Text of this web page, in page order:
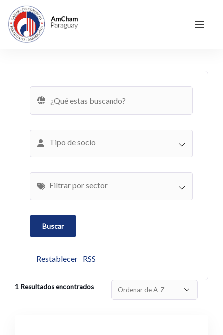
Tipo de socio
Filtrar por sector
Restablecer RSS
1 Resultados encontrados